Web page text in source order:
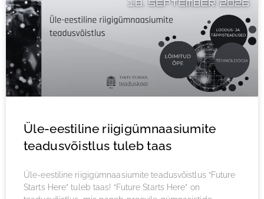
Üle-eestiline riigigümnaasiumite
teadusvõistlus tuleb taas
Üle-eestiline riigigümnaasiumite teadusvõistlus “Future
Starts Here” tuleb taas! “Future Starts Here” on